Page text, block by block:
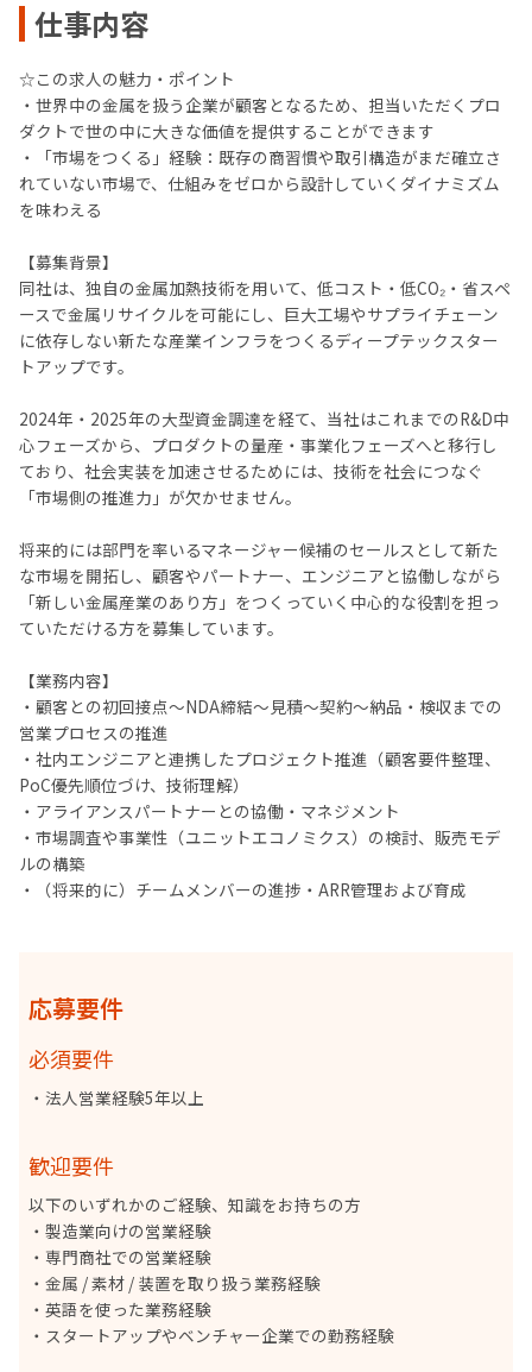
仕事内容
☆この求人の魅力・ポイント
・世界中の金属を扱う企業が顧客となるため、担当いただくプロ
ダクトで世の中に大きな価値を提供することができます
・「市場をつくる」経験：既存の商習慣や取引構造がまだ確立さ
れていない市場で、仕組みをゼロから設計していくダイナミズム
を味わえる
【募集背景】
同社は、独自の金属加熱技術を用いて、低コスト・低CO₂・省スペ
ースで金属リサイクルを可能にし、巨大工場やサプライチェーン
に依存しない新たな産業インフラをつくるディープテックスター
トアップです。
2024年・2025年の大型資金調達を経て、当社はこれまでのR&D中
心フェーズから、プロダクトの量産・事業化フェーズへと移行し
ており、社会実装を加速させるためには、技術を社会につなぐ
「市場側の推進力」が欠かせません。
将来的には部門を率いるマネージャー候補のセールスとして新た
な市場を開拓し、顧客やパートナー、エンジニアと協働しながら
「新しい金属産業のあり方」をつくっていく中心的な役割を担っ
ていただける方を募集しています。
【業務内容】
・顧客との初回接点〜NDA締結〜見積〜契約〜納品・検収までの
営業プロセスの推進
・社内エンジニアと連携したプロジェクト推進（顧客要件整理、
PoC優先順位づけ、技術理解）
・アライアンスパートナーとの協働・マネジメント
・市場調査や事業性（ユニットエコノミクス）の検討、販売モデ
ルの構築
・（将来的に）チームメンバーの進捗・ARR管理および育成
応募要件
必須要件
・法人営業経験5年以上
歓迎要件
以下のいずれかのご経験、知識をお持ちの方
・製造業向けの営業経験
・専門商社での営業経験
・金属 / 素材 / 装置を取り扱う業務経験
・英語を使った業務経験
・スタートアップやベンチャー企業での勤務経験